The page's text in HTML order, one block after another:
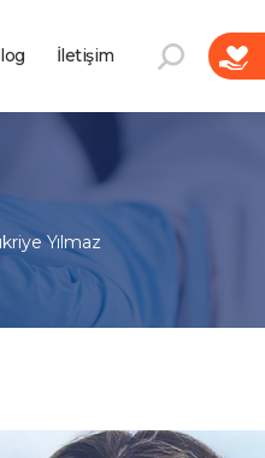
İletişim
Yılmaz